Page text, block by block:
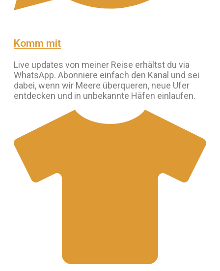
Komm mit
Live updates von meiner Reise erhältst du via
WhatsApp. Abonniere einfach den Kanal und sei
dabei, wenn wir Meere überqueren, neue Ufer
entdecken und in unbekannte Häfen einlaufen.